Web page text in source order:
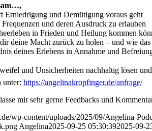
Erniedrigung und Demütigung voraus geht
und deren Ausdruck zu erlauben
in Frieden und Heilung kommen
deine Macht zurück zu holen – und wie
deines Erlebens in Annahme und
und Unsicherheiten nachhaltig lösen
unter:⁠ https://angelinakropfinger.de/anfrage/
mir sehr gerne Feedbacks und
wp-content/uploads/2025/09/Angelina-
Angelina2025-09-25 05:30:392025-09-